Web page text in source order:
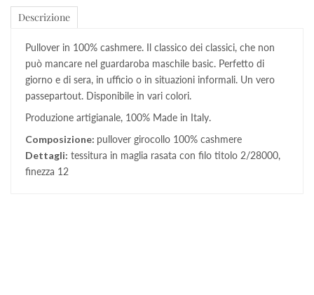
Descrizione
Pullover in 100% cashmere. Il classico dei classici, che non
può mancare nel guardaroba maschile basic. Perfetto di
giorno e di sera, in ufficio o in situazioni informali. Un vero
passepartout. Disponibile in vari colori.
Produzione artigianale, 100% Made in Italy.
Composizione: pullover girocollo 100% cashmere
Dettagli: tessitura in maglia rasata con filo titolo 2/28000,
finezza 12